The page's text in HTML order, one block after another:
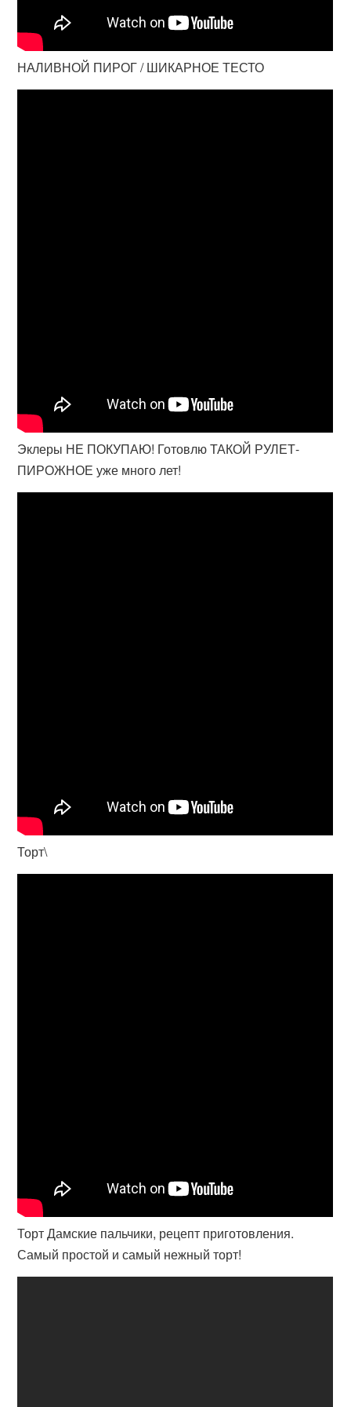
НАЛИВНОЙ ПИРОГ / ШИКАРНОЕ ТЕСТО
Эклеры НЕ ПОКУПАЮ! Готовлю ТАКОЙ РУЛЕТ-
ПИРОЖНОЕ уже много лет!
Торт\
Торт Дамские пальчики, рецепт приготовления.
Самый простой и самый нежный торт!